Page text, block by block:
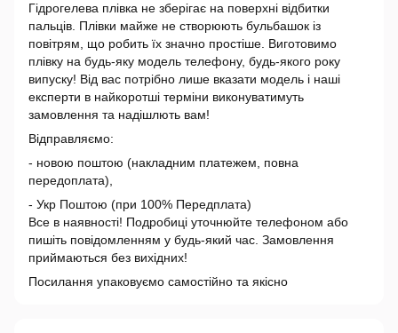
Гідрогелева плівка не зберігає на поверхні відбитки
пальців. Плівки майже не створюють бульбашок із
повітрям, що робить їх значно простіше. Виготовимо
плівку на будь-яку модель телефону, будь-якого року
випуску! Від вас потрібно лише вказати модель і наші
експерти в найкоротші терміни виконуватимуть
замовлення та надішлють вам!
Відправляємо:
- новою поштою (накладним платежем, повна
передоплата),
- Укр Поштою (при 100% Передплата)
Все в наявності! Подробиці уточнюйте телефоном або
пишіть повідомленням у будь-який час. Замовлення
приймаються без вихідних!
Посилання упаковуємо самостійно та якісно